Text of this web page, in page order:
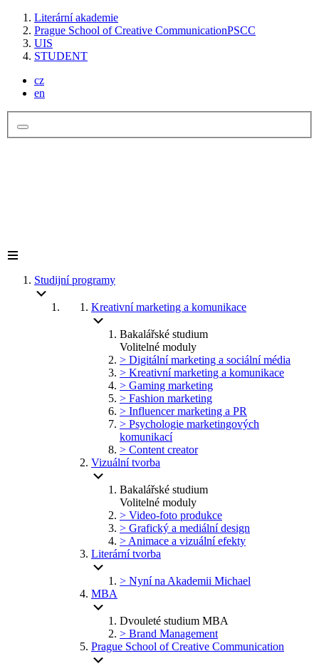
Literární akademie
Prague School of Creative CommunicationPSCC
UIS
STUDENT
cz
en
Studijní programy
Kreativní marketing a komunikace
Bakalářské studium
Volitelné moduly
> Digitální marketing a sociální média
> Kreativní marketing a komunikace
> Gaming marketing
> Fashion marketing
> Influencer marketing a PR
> Psychologie marketingových
komunikací
> Content creator
Vizuální tvorba
Bakalářské studium
Volitelné moduly
> Video-foto produkce
> Grafický a mediální design
> Animace a vizuální efekty
Literární tvorba
> Nyní na Akademii Michael
MBA
Dvouleté studium MBA
> Brand Management
Prague School of Creative Communication